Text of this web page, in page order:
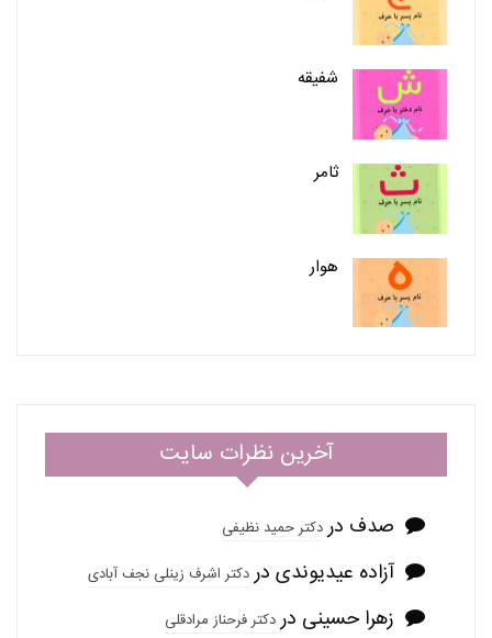
شفیقه
ثامر
هوار
آخرین نظرات سایت
صدف دردکتر حمید نظیفی
آزاده عیدیوندی دردکتر اشرف زینلی نجف آبادی
زهرا حسینی دردکتر فرحناز مرادقلی